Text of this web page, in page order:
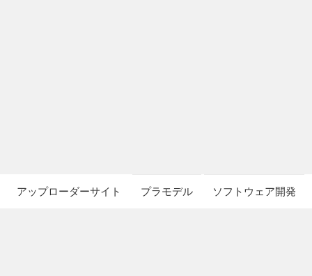
アップローダーサイト プラモデル ソフトウェア開発